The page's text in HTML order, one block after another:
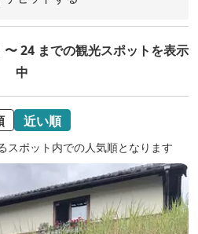
24 までの観光スポットを表示
中
近い順
ポット内での人気順となります